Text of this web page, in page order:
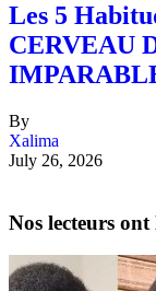
Les 5
CERVEAU
By
Xalima
July 26, 2026
Nos lecteurs ont